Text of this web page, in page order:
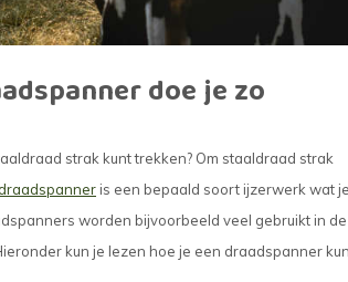
doe je zo
strak kunt trekken? Om staaldraad strak
draadspanner is een bepaald soort ijzerwerk wat je
worden bijvoorbeeld veel gebruikt in de
kun je lezen hoe je een draadspanner